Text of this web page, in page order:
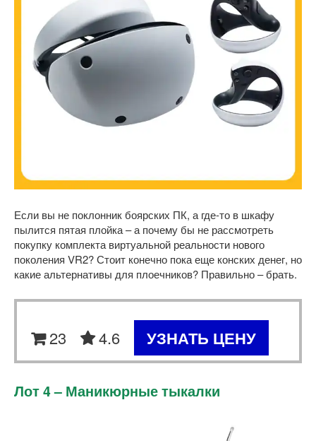
Если вы не поклонник боярских ПК, а где-то в шкафу
пылится пятая плойка – а почему бы не рассмотреть
покупку комплекта виртуальной реальности нового
поколения VR2? Стоит конечно пока еще конских денег, но
какие альтернативы для плоечников? Правильно – брать.
23 4.6 УЗНАТЬ ЦЕНУ
Лот 4 – Маникюрные тыкалки